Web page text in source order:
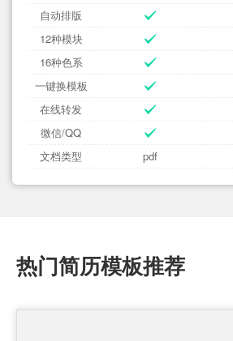
自动排版
12种模块
16种色系
一键换模板
在线转发
微信/QQ
文档类型
pdf
热门简历模板推荐